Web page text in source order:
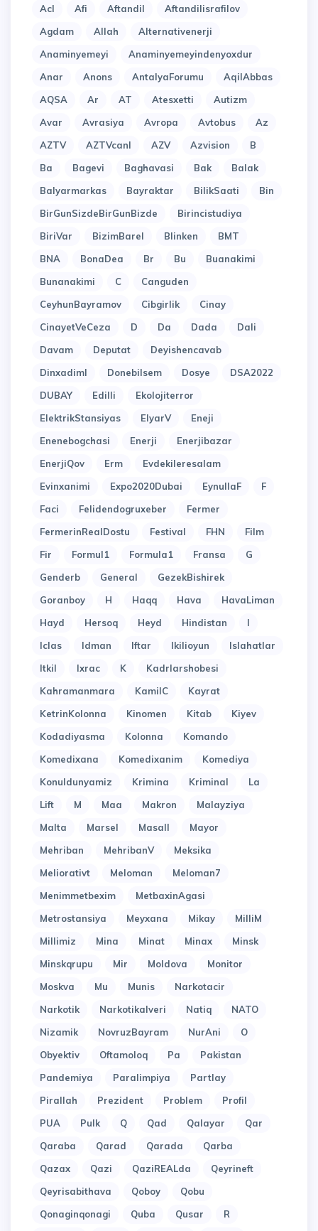
Acl
Afi Aftandil
Aftandilisrafilov
Agdam
Allah
Alternativenerji
Anaminyemeyi
Anaminyemeyindenyoxdur
Anar
Anons AntalyaForumu
AqilAbbas
AQSA
Ar AT Atesxetti
Autizm
Avar
Avrasiya Avropa Avtobus
Az
AZTV
AZTVcanl AZV Azvision
B
Ba
Bagevi Baghavasi Bak
Balak
Balyarmarkas
Bayraktar BilikSaati
Bin
BirGunSizdeBirGunBizde
Birincistudiya
BiriVar
BizimBarel Blinken
BMT
BNA
BonaDea Br Bu
Buanakimi
Bunanakimi
C
Canguden
CeyhunBayramov
Cibgirlik
Cinay
CinayetVeCeza
D Da Dada
Dali
Davam
Deputat
Deyishencavab
Dinxadiml
Donebilsem Dosye
DSA2022
DUBAY
Edilli
Ekolojiterror
ElektrikStansiyas
ElyarV
Eneji
Enenebogchasi
Enerji
Enerjibazar
EnerjiQov
Erm
Evdekileresalam
Evinxanimi
Expo2020Dubai EynullaF
F
Faci
Felidendogruxeber
Fermer
FermerinRealDostu
Festival FHN
Film
Fir
Formul1 Formula1 Fransa
G
Genderb
General
GezekBishirek
Goranboy
H Haqq Hava
HavaLiman
Hayd
Hersoq Heyd Hindistan
I
Iclas
Idman Iftar Ikilioyun
Islahatlar
Itkil
Ixrac K
Kadrlarshobesi
Kahramanmara
KamilC
Kayrat
KetrinKolonna
Kinomen Kitab
Kiyev
Kodadiyasma
Kolonna
Komando
Komedixana
Komedixanim
Komediya
Konuldunyamiz
Krimina Kriminal
La
Lift
M Maa Makron
Malayziya
Malta
Marsel Masall
Mayor
Mehriban
MehribanV
Meksika
Meliorativt
Meloman
Meloman7
Menimmetbexim
MetbaxinAgasi
Metrostansiya
Meyxana Mikay
MilliM
Millimiz
Mina Minat Minax
Minsk
Minskqrupu
Mir Moldova
Monitor
Moskva
Mu Munis
Narkotacir
Narkotik
Narkotikalveri Natiq
NATO
Nizamik
NovruzBayram NurAni
O
Obyektiv
Oftamoloq Pa
Pakistan
Pandemiya
Paralimpiya
Partlay
Pirallah
Prezident Problem
Profil
PUA
Pulk Q Qad Qalayar
Qar
Qaraba
Qarad Qarada
Qarba
Qazax
Qazi QaziREALda
Qeyrineft
Qeyrisabithava
Qoboy
Qobu
Qonaginqonagi
Quba Qusar R